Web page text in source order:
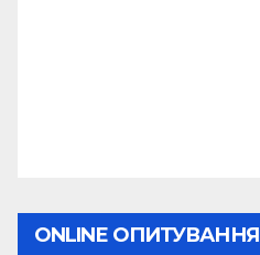
ONLINE ОПИТУВАННЯ